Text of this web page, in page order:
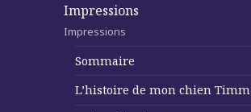
Impressions
Impressions
Sommaire
L’histoire de mon chien Timm